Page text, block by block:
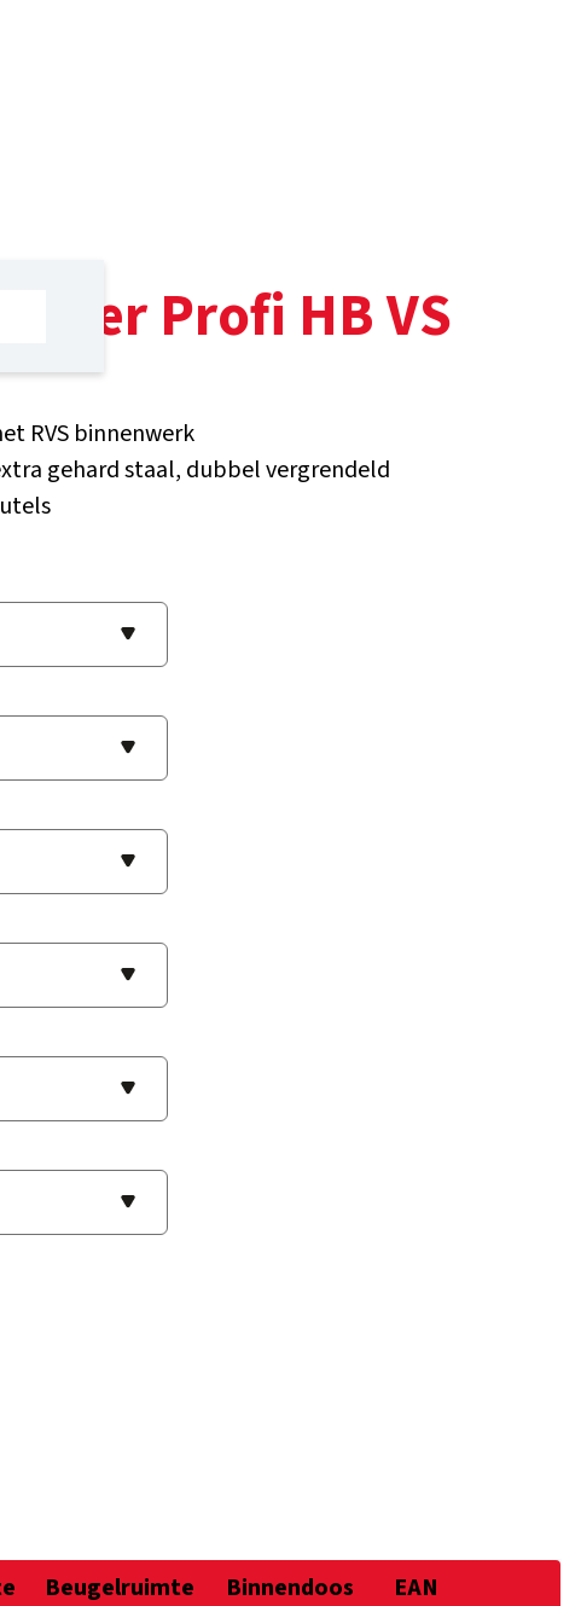
Profi HB VS
RVS binnenwerk
gehard staal, dubbel vergrendeld
Beugelruimte Binnendoos EAN